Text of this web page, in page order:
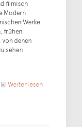
filmisch
Modern
Werke
frühen
von denen
sehen
Weiter lesen